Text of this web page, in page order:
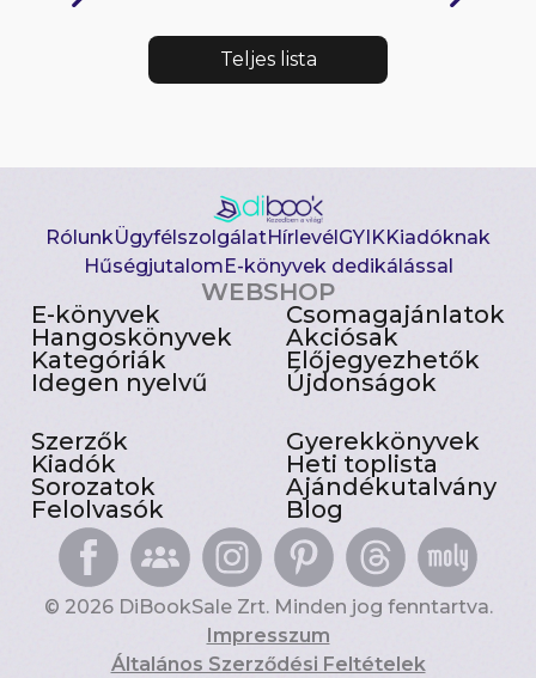
Teljes lista
RólunkÜgyfélszolgálatHírlevélGYIKKiadóknak
HűségjutalomE-könyvek dedikálással
WEBSHOP
E-könyvek
Hangoskönyvek
Kategóriák
Idegen nyelvű
Csomagajánlatok
Akciósak
Előjegyezhetők
Újdonságok
Szerzők
Kiadók
Sorozatok
Felolvasók
Gyerekkönyvek
Heti toplista
Ajándékutalvány
Blog
© 2026 DiBookSale Zrt. Minden jog fenntartva.
Impresszum
Általános Szerződési Feltételek